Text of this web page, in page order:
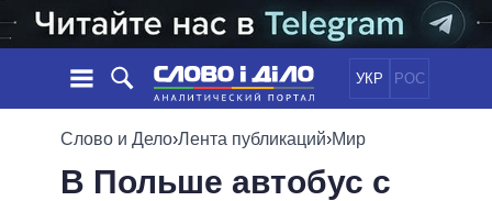
УКР РОС
НОВОСТИ
ЛЕНТА
ПОЛИТИКА
ОБЕЩАНИЯ
Слово и Дело›Лента публикаций›Мир
В Польше автобус с